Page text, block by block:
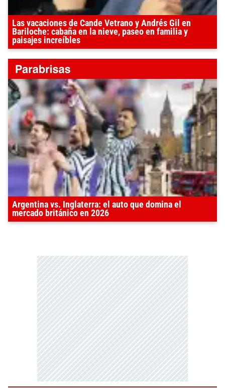
Las vacaciones de Cande Vetrano y Andrés Gil en
Bariloche: cabaña en la nieve, paseo en familia y
paisajes increíbles
Argentina vs. Inglaterra: el auto que domina el
mercado británico en 2026